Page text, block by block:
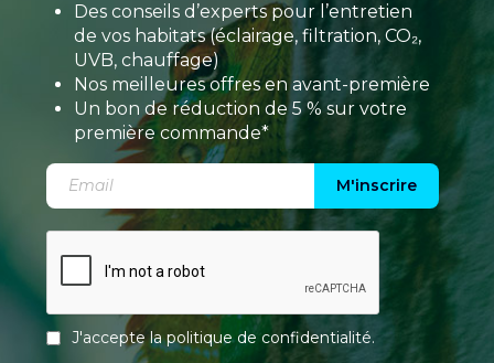
Des conseils d’experts pour l’entretien
de vos habitats (éclairage, filtration, CO₂,
UVB, chauffage)
Nos meilleures offres en avant-première
Un bon de réduction de 5 % sur votre
première commande*
M'inscrire
J'accepte lapolitique de confidentialité.